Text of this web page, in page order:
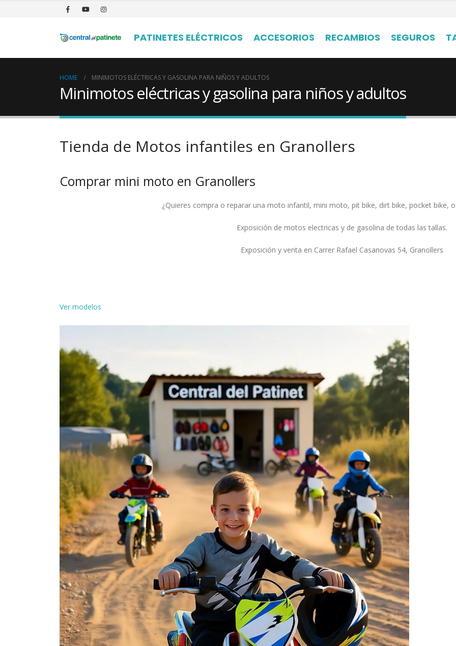
PATINETES ELÉCTRICOS ACCESORIOS RECAMBIOS SEGUROS
HOME MINIMOTOS ELÉCTRICAS Y GASOLINA PARA NIÑOS Y ADULTOS
Minimotos eléctricas y gasolina para niños y adultos
Tienda de Motos infantiles en Granollers
Comprar mini moto en Granollers
¿Quieres compra o reparar una moto infantil, mini moto, pit bike, dirt bike, pocket bike,
Exposición de motos electricas y de gasolina de todas las tallas.
Exposición y venta en Carrer Rafael Casanovas 54, Granollers
Ver modelos